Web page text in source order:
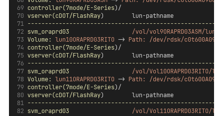
controller(7mode/E-Series)/
vserver(cDOT/FlashRay)        lun-pathname
svm_oraprd03
/vol/vol9ORAPRD03ASM/
Volume: lun10ORAPRD03RITO -> Path:
/dev/rdsk/
controller(7mode/E-Series)/
vserver(cDOT/FlashRay)        lun-pathname
svm_oraprd03
/vol/Vol10ORAPRD03RITO/
Volume: lun11ORAPRD03RITO -> Path:
/dev/rdsk/
controller(7mode/E-Series)/
vserver(cDOT/FlashRay)        lun-pathname
svm_oraprd03
/vol/Vol11ORAPRD03RITO/